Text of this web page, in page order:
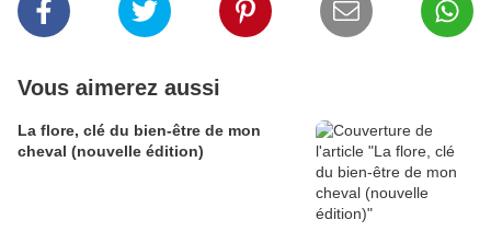
Vous aimerez aussi
La flore, clé du bien-être de mon
cheval (nouvelle édition)